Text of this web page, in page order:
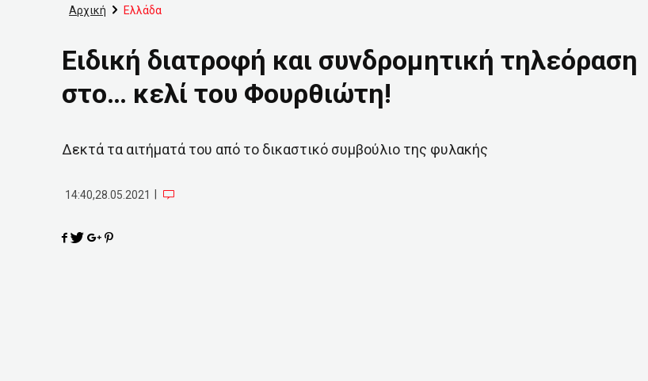
Αρχική Ελλάδα
Ειδική διατροφή και συνδρομητική τηλεόραση
στο… κελί του Φουρθιώτη!
Δεκτά τα αιτήματά του από το δικαστικό συμβούλιο της φυλακής
14:40,28.05.2021